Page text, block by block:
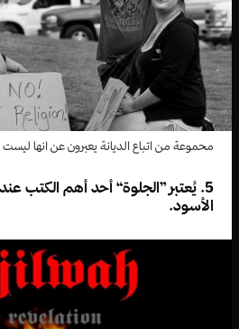
محموعة من اتباع الديانة يعبرون عن انها ليست
5. يُعتبر ”الجلوة“ أحد أهم الكتب
الأسود.